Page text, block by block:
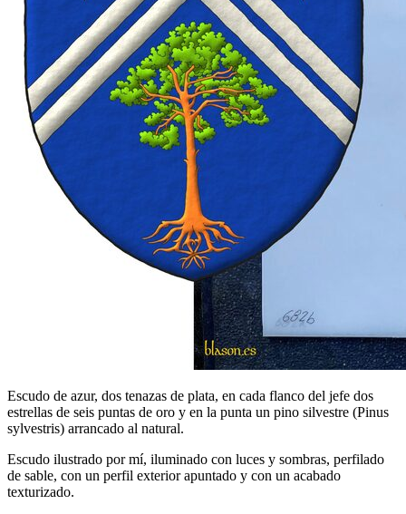
Escudo de azur, dos tenazas de plata, en cada flanco del jefe dos
estrellas de seis puntas de oro y en la punta un pino silvestre (Pinus
sylvestris) arrancado al natural.
Escudo ilustrado por mí, iluminado con luces y sombras, perfilado
de sable, con un perfil exterior apuntado y con un acabado
texturizado.